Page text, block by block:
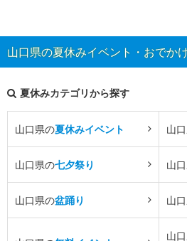
山口県の夏休みイベント・おでか
夏休みカテゴリから探す
山口県の夏休みイベント 山
山口県の七夕祭り 山
山口県の盆踊り 山
山